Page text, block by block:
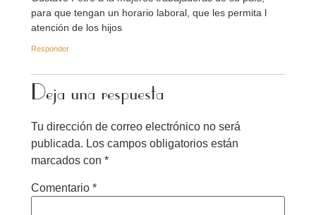
para que tengan un horario laboral, que les permita l
atención de los hijos
Responder
Deja una respuesta
Tu dirección de correo electrónico no será
publicada. Los campos obligatorios están
marcados con *
Comentario *